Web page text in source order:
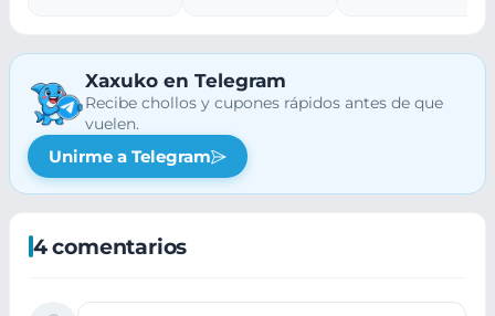
Xaxuko en Telegram
Recibe chollos y cupones rápidos antes de que
vuelen.
Unirme a Telegram
4 comentarios